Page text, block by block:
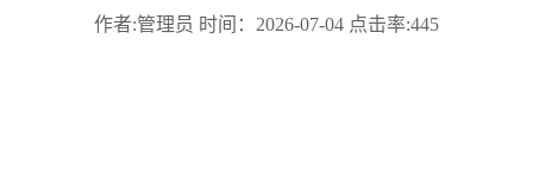
作者:管理员 时间：2026-07-04 点击率:445